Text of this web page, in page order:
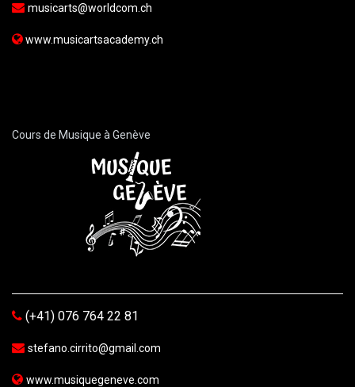
musicarts@worldcom.ch
www.musicartsacademy.ch
Cours de Musique à Genève
(+41) 076 764 22 81
stefano.cirrito@gmail.com
www.musiquegeneve.com